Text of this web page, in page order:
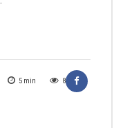
5 min 8